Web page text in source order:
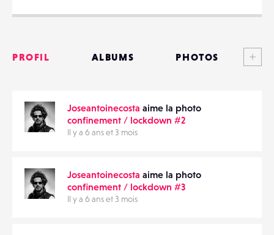
PROFIL ALBUMS PHOTOS
MATÉRIELS
ÉVÉNEMENTS
Joseantoinecosta aime la photo
confinement / lockdown #2
Il y a 6 ans et 3 mois
Joseantoinecosta aime la photo
confinement / lockdown #3
Il y a 6 ans et 3 mois